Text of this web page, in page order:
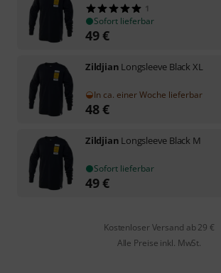
1
Sofort lieferbar
49€
Zildjian Longsleeve Black XL
In ca. einer Woche lieferbar
48€
Zildjian Longsleeve Black M
Sofort lieferbar
49€
Kostenloser Versand ab 29 €
Alle Preise inkl. MwSt.